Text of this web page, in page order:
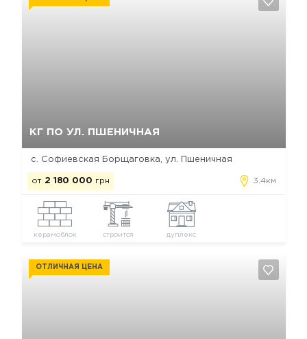
КГ ПО УЛ. ПШЕНИЧНАЯ
с. Софиевская Борщаговка, ул. Пшеничная
от 2 180 000 грн 3.4км
керамоблок строится дуплекс
ОТЛИЧНАЯ ЦЕНА